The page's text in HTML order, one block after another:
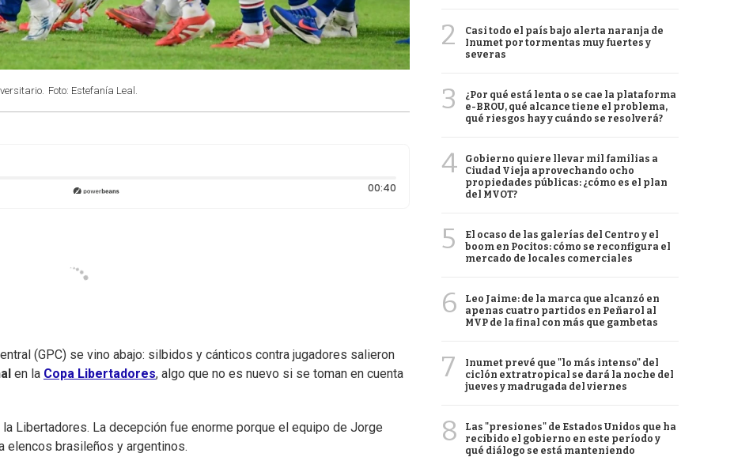
Foto: Estefanía Leal.
00:40Duración: 40 segundos
(GPC) se vino abajo: silbidos y cánticos contra jugadores salieron
en la Copa Libertadores, algo que no es nuevo si se toman en cuenta
Libertadores. La decepción fue enorme porque el equipo de Jorge
elencos brasileños y argentinos.
2
Casi todo el país bajo alerta naranja de
Inumet por tormentas muy fuertes y
severas
3
¿Por qué está lenta o se cae la plataforma
e-BROU, qué alcance tiene el problema,
qué riesgos hay y cuándo se resolverá?
4
Gobierno quiere llevar mil familias a
Ciudad Vieja aprovechando ocho
propiedades públicas: ¿cómo es el plan
del MVOT?
5
El ocaso de las galerías del Centro y el
boom en Pocitos: cómo se reconfigura el
mercado de locales comerciales
6
Leo Jaime: de la marca que alcanzó en
apenas cuatro partidos en Peñarol al
MVP de la final con más que gambetas
7
Inumet prevé que "lo más intenso" del
ciclón extratropical se dará la noche del
jueves y madrugada del viernes
8
Las "presiones" de Estados Unidos que ha
recibido el gobierno en este período y
qué diálogo se está manteniendo